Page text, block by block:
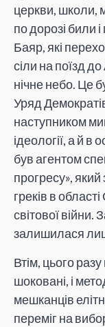
церкви, школи,
по дорозі били
Баяр, які
сіли на поїзд
нічне небо. Це
Уряд
наступником
ідеології, а й в
був агентом
прогресу»,
греків в
світової війни.
залишилася
Втім, цього
шоковані, і
мешканців
переміг на